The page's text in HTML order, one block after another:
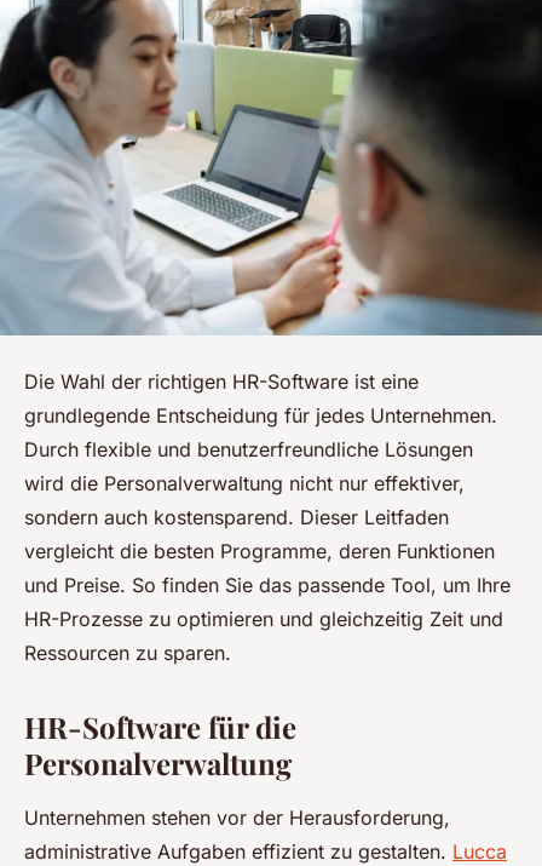
Die Wahl der richtigen HR-Software ist eine
grundlegende Entscheidung für jedes Unternehmen.
Durch flexible und benutzerfreundliche Lösungen
wird die Personalverwaltung nicht nur effektiver,
sondern auch kostensparend. Dieser Leitfaden
vergleicht die besten Programme, deren Funktionen
und Preise. So finden Sie das passende Tool, um Ihre
HR-Prozesse zu optimieren und gleichzeitig Zeit und
Ressourcen zu sparen.
HR-Software für die
Personalverwaltung
Unternehmen stehen vor der Herausforderung,
administrative Aufgaben effizient zu gestalten. Lucca